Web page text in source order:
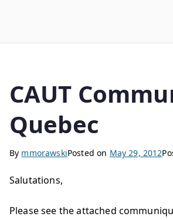
WLUFA
CAUT
Quebec
By mmorawskiPosted on May 29, 2012
Salutations,
Please see the attached